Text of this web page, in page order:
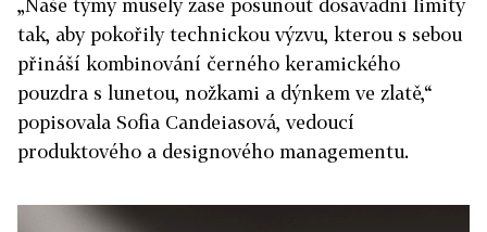
„Naše týmy musely zase posunout dosavadní limity
tak, aby pokořily technickou výzvu, kterou s sebou
přináší kombinování černého keramického
pouzdra s lunetou, nožkami a dýnkem ve zlatě,“
popisovala Sofia Candeiasová, vedoucí
produktového a designového managementu.